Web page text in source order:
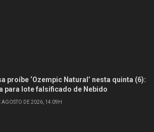
proíbe ‘Ozempic Natural’ nesta quinta (6):
para lote falsificado de Nebido
AGOSTO DE 2026, 14:09H